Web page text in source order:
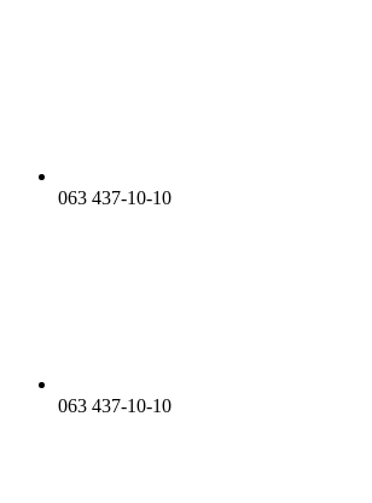
063 437-10-10
063 437-10-10